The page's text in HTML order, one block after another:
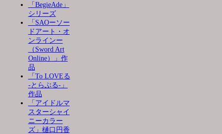
「BegieAde」
シリーズ
「SAOーソー
ドアート・オ
ンラインー
（Sword Art
Online）」作
品
「To LOVEる
-とらぶる-」
作品
「アイドルマ
スターシャイ
ニーカラー
ズ」樋口円香